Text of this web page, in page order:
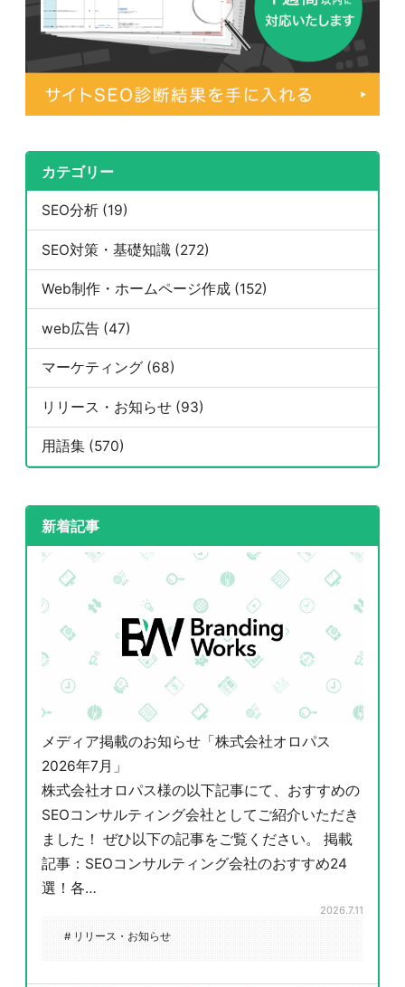
カテゴリー
SEO分析 (19)
SEO対策・基礎知識 (272)
Web制作・ホームページ作成 (152)
web広告 (47)
マーケティング (68)
リリース・お知らせ (93)
用語集 (570)
新着記事
メディア掲載のお知らせ「株式会社オロパス
2026年7月」
株式会社オロパス様の以下記事にて、おすすめの
SEOコンサルティング会社としてご紹介いただき
ました！ ぜひ以下の記事をご覧ください。 掲載
記事：SEOコンサルティング会社のおすすめ24
選！各…
2026.7.11
# リリース・お知らせ